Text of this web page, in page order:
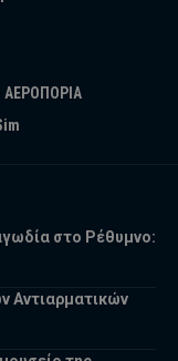
ΑΕΡΟΠΟΡΙΑ
στο Ρέθυμνο:
Αντιαρματικών